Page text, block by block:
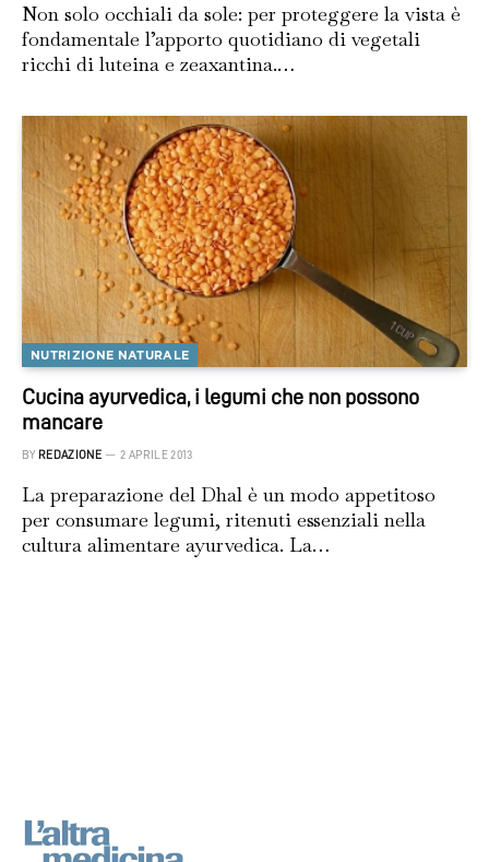
Non solo occhiali da sole: per proteggere la vista è
fondamentale l’apporto quotidiano di vegetali
ricchi di luteina e zeaxantina.…
NUTRIZIONE NATURALE
Cucina ayurvedica, i legumi che non possono
mancare
BY REDAZIONE 2 APRILE 2013
La preparazione del Dhal è un modo appetitoso
per consumare legumi, ritenuti essenziali nella
cultura alimentare ayurvedica. La…